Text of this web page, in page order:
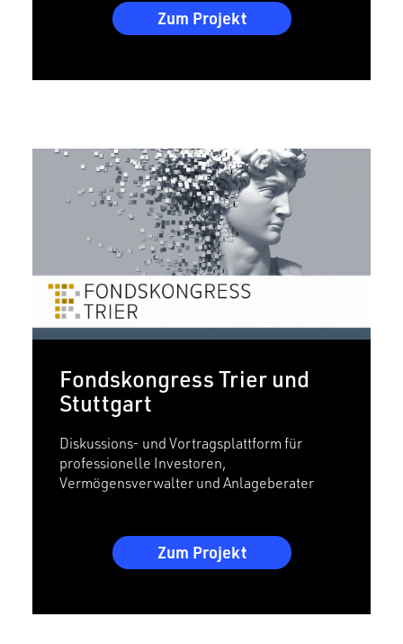
Zum Projekt
Fondskongress Trier und
Stuttgart
Diskussions- und Vortragsplattform für
professionelle Investoren,
Vermögensverwalter und Anlageberater
Zum Projekt